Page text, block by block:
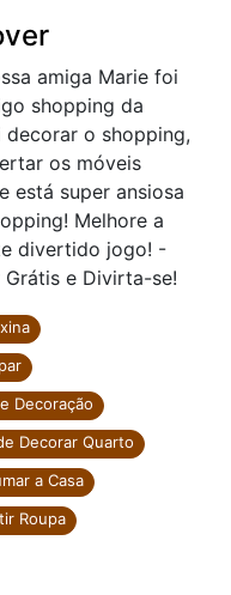
amiga Marie foi
shopping da
decorar o shopping,
os móveis
está super ansiosa
Melhore a
divertido jogo! -
e Divirta-se!
Decoração
Decorar Quarto
a Casa
Roupa